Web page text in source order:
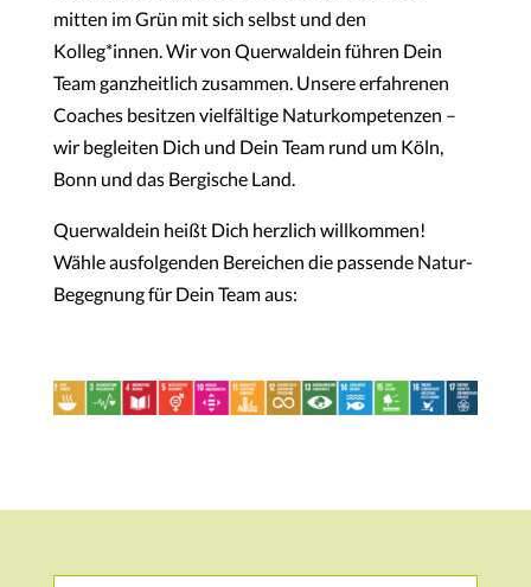
mitten im Grün mit sich selbst und den
Kolleg*innen. Wir von Querwaldein führen Dein
Teamganzheitlich zusammen. Unsereerfahrenen
Coaches besitzen vielfältige Naturkompetenzen –
wir begleiten Dich und Dein Team rund um Köln,
Bonn und das Bergische Land.
Querwaldein heißt Dich herzlich willkommen!
Wähleausfolgenden Bereichen die passende Natur-
Begegnungfür Dein Teamaus: